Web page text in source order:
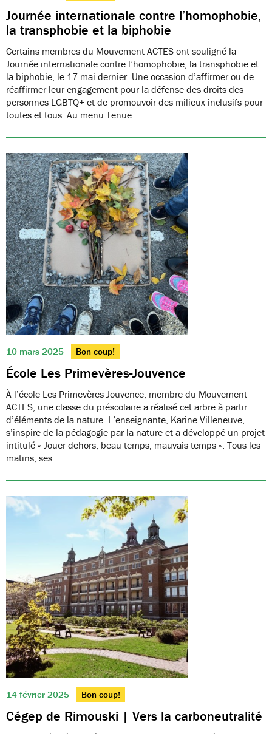
Journée internationale contre l’homophobie,
la transphobie et la biphobie
Certains membres du Mouvement ACTES ont souligné la
Journée internationale contre l’homophobie, la transphobie et
la biphobie, le 17 mai dernier. Une occasion d’affirmer ou de
réaffirmer leur engagement pour la défense des droits des
personnes LGBTQ+ et de promouvoir des milieux inclusifs pour
toutes et tous. Au menu Tenue…
10 mars 2025 Bon coup!
École Les Primevères-Jouvence
À l’école Les Primevères-Jouvence, membre du Mouvement
ACTES, une classe du préscolaire a réalisé cet arbre à partir
d’éléments de la nature. L’enseignante, Karine Villeneuve,
s’inspire de la pédagogie par la nature et a développé un projet
intitulé « Jouer dehors, beau temps, mauvais temps ». Tous les
matins, ses…
14 février 2025 Bon coup!
Cégep de Rimouski | Vers la carboneutralité